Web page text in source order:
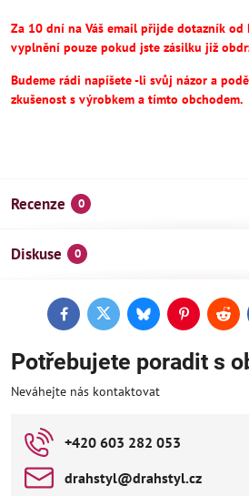
Za 10 dní na Váš email přijde dotazník od
vyplnění pouze pokud jste zásilku již
Budeme rádi napíšete -li svůj názor a
zkušenost s výrobkem a tímto obchodem.
Recenze 0
Diskuse 0
FacebookTwitterBlueskyPinterest
Potřebujete poradit s
Neváhejte nás kontaktovat
+420 603 282 053
drahstyl​@drahstyl​.cz